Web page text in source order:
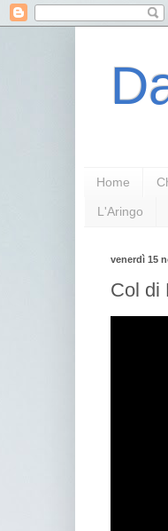
Home
L'Aringo
venerdì 15
Col di